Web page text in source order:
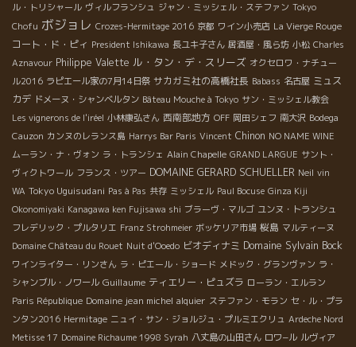
ル・トリシャール ヴィルフランシュ ジャン・ミッシェル・ステファン Tokyo
Chofu ボジョレ Crozes-Hermitage 2016 京都 ワイン小売店 La Vierge Rouge
コート・ド・ピィ President Ishikawa 長ユキ子さん 居酒屋・風ら坊 小松 Charles
Aznavour Philippe Valette ル・タン・デ・スリーズ オクセロワ・ナチュー
ル2016 ラピエール家の7月14日祭 サカガミ社の高橋社長 Babass 名古屋 ミュス
カデ ドメーヌ・シャンベルタン Bâteau Mouche à Tokyo サン・ミッシェル教会
Les vignerons de l'iréel 小林康弘さん 西南部地方 OFF 岡田シェフ 南大沢 Bodega
Cauzon カンヌのレランス島 Harrys Bar Paris Vincent Chinon NO NAME WINE
ムーラン・ナ・ヴォン ラ・トランシェ Alain Chapelle GRAND LARGUE サント・
ヴィクトワール フランス・ツアー DOMAINE GERARD SCHUELLER Neil vin
WA Tokyo Uguisudani Pas à Pas 共存 ミッシェル Paul Bocuse Ginza Kiji
Okonomiyaki Kanagawa ken Fujisawa shi ブラーヴ・マルゴ ユンヌ・トランシュ
フレデリック・プルタリエ Franz Strohmeier ボッケリア市場 桜島 マルティーヌ
Domaine Château du Rouet Nuit d'Ooedo ビオディナミ Domaine Sylvain Bock
ワインライター・リンさん ラ・ピエール・ショード メドック・グランヴァン ラ・
シャンブル・ノワール Guillaume ティエリー・ピュズラ ローラン・エルラン
Paris République Domaine jean michel alquier ステファン・モラン セ・ル・プラ
ンタン2016 Hermitage ニュイ・サン・ジョルジュ・プルミエクリュ Ardeche Nord
Metisse 17 Domaine Richaume 1998 Syrah 八丈島の山田さん ロワ−ル ルヴィア